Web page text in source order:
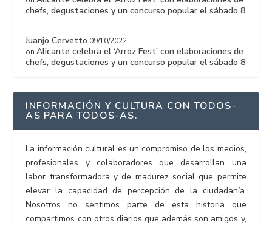
chefs, degustaciones y un concurso popular el sábado 8
Juanjo Cervetto 09/10/2022
onAlicante celebra el ‘Arroz Fest’ con elaboraciones de
chefs, degustaciones y un concurso popular el sábado 8
INFORMACIÓN Y CULTURA CON TODOS-
AS PARA TODOS-AS.
La información cultural es un compromiso de los medios,
profesionales y colaboradores que desarrollan una
labor transformadora y de madurez social que permite
elevar la capacidad de percepción de la ciudadanía.
Nosotros no sentimos parte de esta historia que
compartimos con otros diarios que además son amigos y,